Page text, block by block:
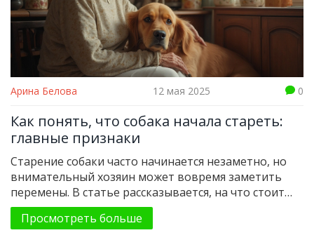
Арина Белова 12 мая 2025 0
Как понять, что собака начала стареть:
главные признаки
Старение собаки часто начинается незаметно, но
внимательный хозяин может вовремя заметить
перемены. В статье рассказывается, на что стоит
обратить внимание, чтобы не упустить важные
сигналы возраста. Обсуждаем, как меняется
Просмотреть больше